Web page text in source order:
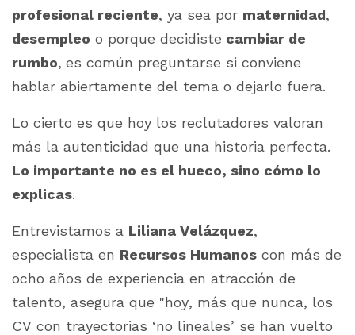
profesional reciente, ya sea por maternidad,
desempleo o porque decidiste cambiar de
rumbo, es común preguntarse si conviene
hablar abiertamente del tema o dejarlo fuera.
Lo cierto es que hoy los reclutadores valoran
más la autenticidad que una historia perfecta.
Lo importante no es el hueco, sino cómo lo
explicas.
Entrevistamos a Liliana Velázquez,
especialista en Recursos Humanos con más de
ocho años de experiencia en atracción de
talento, asegura que "hoy, más que nunca, los
CV con trayectorias ‘no lineales’ se han vuelto